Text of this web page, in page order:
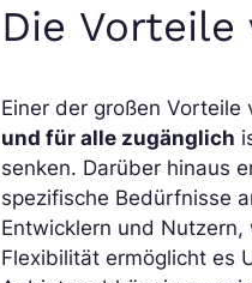
Die Vorteile
Einer der großen Vorteile
und für alle zugänglich
senken. Darüber hinaus
spezifische Bedürfnisse
Entwicklern und
Flexibilität ermöglicht es